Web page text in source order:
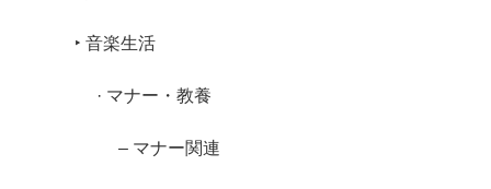
‣ 音楽生活
· マナー・教養
– マナー関連